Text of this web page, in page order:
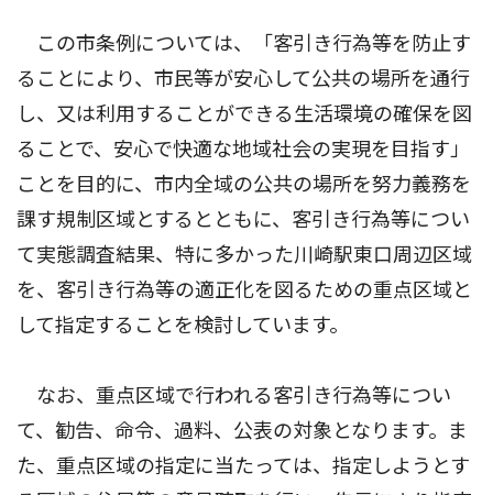
この市条例については、「客引き行為等を防止す
ることにより、市民等が安心して公共の場所を通行
し、又は利用することができる生活環境の確保を図
ることで、安心で快適な地域社会の実現を目指す」
ことを目的に、市内全域の公共の場所を努力義務を
課す規制区域とするとともに、客引き行為等につい
て実態調査結果、特に多かった川崎駅東口周辺区域
を、客引き行為等の適正化を図るための重点区域と
して指定することを検討しています。
なお、重点区域で行われる客引き行為等につい
て、勧告、命令、過料、公表の対象となります。ま
た、重点区域の指定に当たっては、指定しようとす